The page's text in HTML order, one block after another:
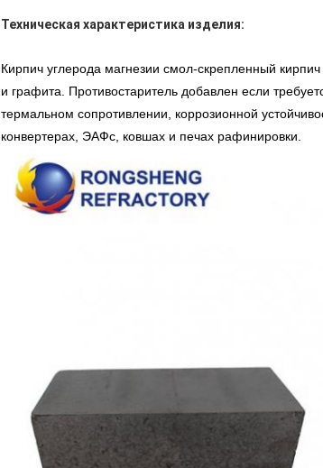
Техническая характеристика изделия:
Кирпич углерода магнезии смол-скрепленный
и графита. Противостаритель добавлен если
термальном сопротивлении, коррозионной
конвертерах, ЭАФс, ковшах и печах рафинировки.